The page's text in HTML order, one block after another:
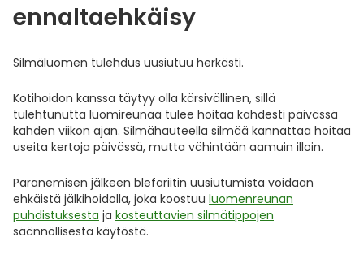
ennaltaehkäisy
Silmäluomen tulehdus uusiutuu herkästi.
Kotihoidon kanssa täytyy olla kärsivällinen, sillä
tulehtunutta luomireunaa tulee hoitaa kahdesti päivässä
kahden viikon ajan. Silmähauteella silmää kannattaa hoitaa
useita kertoja päivässä, mutta vähintään aamuin illoin.
Paranemisen jälkeen blefariitin uusiutumista voidaan
ehkäistä jälkihoidolla, joka koostuu luomenreunan
puhdistuksesta ja kosteuttavien silmätippojen
säännöllisestä käytöstä.